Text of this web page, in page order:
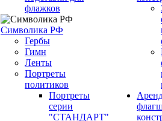
флажков
Символика РФ
Гербы
Гимн
Ленты
Портреты
политиков
Портреты
серии
"СТАНДАРТ"